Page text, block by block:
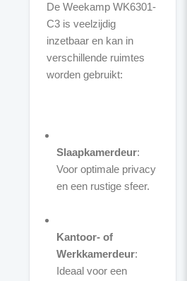
De Weekamp WK6301-
C3 is veelzijdig
inzetbaar en kan in
verschillende ruimtes
worden gebruikt:
Slaapkamerdeur:
Voor optimale privacy
en een rustige sfeer.
Kantoor- of
Werkkamerdeur:
Ideaal voor een